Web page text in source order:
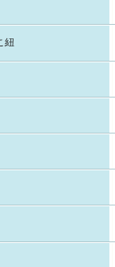
紐